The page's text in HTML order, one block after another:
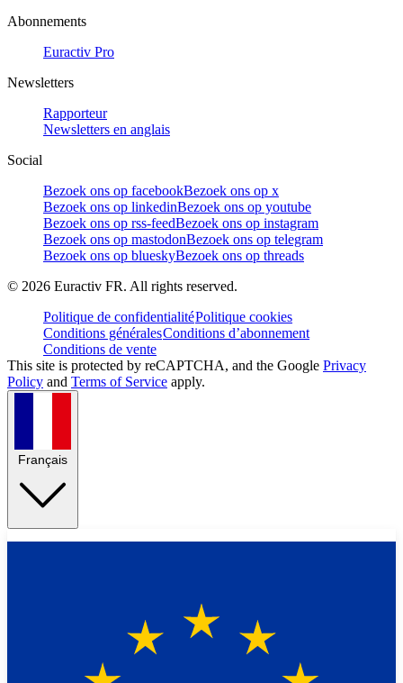
Abonnements
Euractiv Pro
Newsletters
Rapporteur
Newsletters en anglais
Social
Bezoek ons op facebookBezoek ons op x
Bezoek ons op linkedinBezoek ons op youtube
Bezoek ons op rss-feedBezoek ons op instagram
Bezoek ons op mastodonBezoek ons op telegram
Bezoek ons op blueskyBezoek ons op threads
© 2026 Euractiv FR. All rights reserved.
Politique de confidentialitéPolitique cookies
Conditions généralesConditions d’abonnement
Conditions de vente
This site is protected by reCAPTCHA, and the Google Privacy
Policy and Terms of Service apply.
Français